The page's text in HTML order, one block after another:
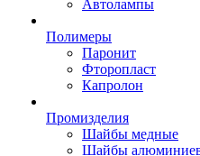
Автолампы
Полимеры
Паронит
Фторопласт
Капролон
Промизделия
Шайбы медные
Шайбы